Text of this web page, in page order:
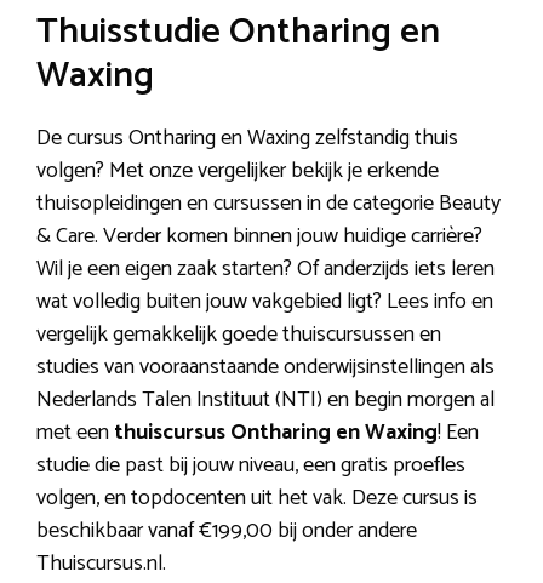
Thuisstudie Ontharing en
Waxing
De cursus Ontharing en Waxing zelfstandig thuis
volgen? Met onze vergelijker bekijk je erkende
thuisopleidingen en cursussen in de categorie Beauty
& Care. Verder komen binnen jouw huidige carrière?
Wil je een eigen zaak starten? Of anderzijds iets leren
wat volledig buiten jouw vakgebied ligt? Lees info en
vergelijk gemakkelijk goede thuiscursussen en
studies van vooraanstaande onderwijsinstellingen als
Nederlands Talen Instituut (NTI) en begin morgen al
met eenthuiscursus Ontharing en Waxing! Een
studie die past bij jouw niveau, een gratis proefles
volgen, en topdocenten uit het vak. Deze cursus is
beschikbaar vanaf €199,00 bij onder andere
Thuiscursus.nl.